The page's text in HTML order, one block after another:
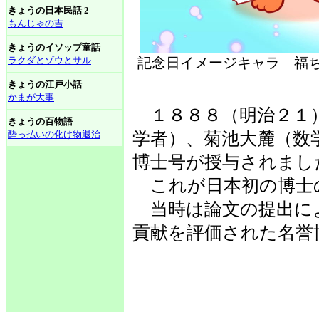
きょうの日本民話 2
もんじゃの吉
きょうのイソップ童話
ラクダとゾウとサル
きょうの江戸小話
かまが大事
きょうの百物語
酔っ払いの化け物退治
記念日イメージキャラ 福
１８８８（明治２１
学者）、菊池大麓（
博士号が授与されまし
これが日本初の博士
当時は論文の提出に
貢献を評価された名